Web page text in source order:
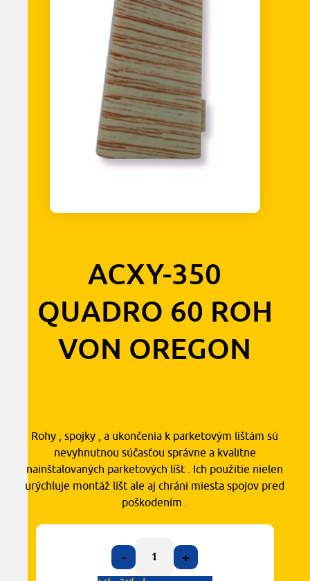
ACXY-350
QUADRO 60 ROH
VON OREGON
Rohy , spojky , a ukončenia k parketovým lištám sú
nevyhnutnou súčasťou správne a kvalitne
nainštalovaných parketových líšt . Ich použitie nielen
urýchluje montáž líšt ale aj chráni miesta spojov pred
poškodením .
-
+